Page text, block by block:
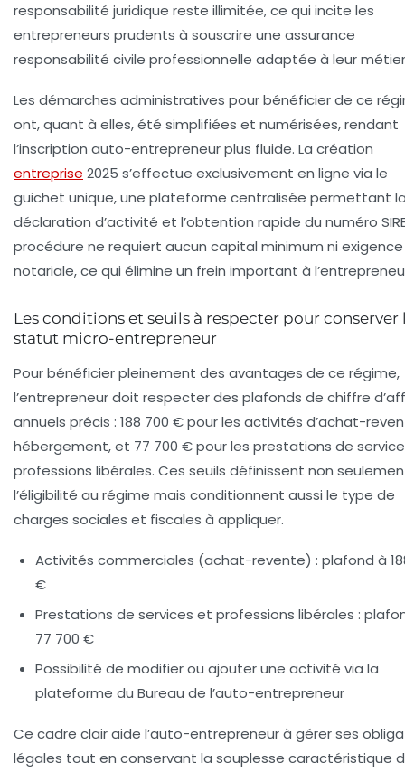
responsabilité juridique reste illimitée, ce qui incite les
entrepreneurs prudents à souscrire une assurance
responsabilité civile professionnelle adaptée à leur
Les démarches administratives pour bénéficier de ce
ont, quant à elles, été simplifiées et numérisées, rendant
l’inscription auto-entrepreneur plus fluide. La création
entreprise 2025 s’effectue exclusivement en ligne via le
guichet unique, une plateforme centralisée permettant
déclaration d’activité et l’obtention rapide du numéro
procédure ne requiert aucun capital minimum ni exigence
notariale, ce qui élimine un frein important à
Les conditions et seuils à respecter pour conserver
statut micro-entrepreneur
Pour bénéficier pleinement des avantages de ce régime,
l’entrepreneur doit respecter des plafonds de chiffre
annuels précis : 188 700 €pour les activités d’achat-
hébergement, et 77 700 €pour les prestations de
professions libérales. Ces seuils définissent non
l’éligibilité au régime mais conditionnent aussi le type de
charges sociales et fiscales à appliquer.
Activités commerciales (achat-revente) : plafond à
€
Prestations de services et professions libérales :
77 700 €
Possibilité de modifier ou ajouter une activité via la
plateforme du Bureau de l’auto-entrepreneur
Ce cadre clair aide l’auto-entrepreneur à gérer ses
légales tout en conservant la souplesse caractéristique